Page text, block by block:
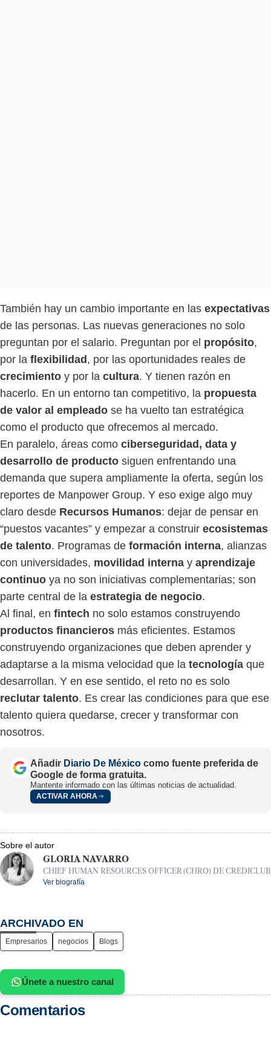
También hay un cambio importante en las expectativas
de las personas. Las nuevas generaciones no solo
preguntan por el salario. Preguntan por el propósito,
por la flexibilidad, por las oportunidades reales de
crecimiento y por la cultura. Y tienen razón en
hacerlo. En un entorno tan competitivo, la propuesta
de valor al empleado se ha vuelto tan estratégica
como el producto que ofrecemos al mercado.
En paralelo, áreas como ciberseguridad, data y
desarrollo de producto siguen enfrentando una
demanda que supera ampliamente la oferta, según los
reportes de Manpower Group. Y eso exige algo muy
claro desde Recursos Humanos: dejar de pensar en
“puestos vacantes” y empezar a construir ecosistemas
de talento. Programas de formación interna, alianzas
con universidades, movilidad interna y aprendizaje
continuo ya no son iniciativas complementarias; son
parte central de la estrategia de negocio.
Al final, en fintech no solo estamos construyendo
productos financieros más eficientes. Estamos
construyendo organizaciones que deben aprender y
adaptarse a la misma velocidad que la tecnología que
desarrollan. Y en ese sentido, el reto no es solo
reclutar talento. Es crear las condiciones para que ese
talento quiera quedarse, crecer y transformar con
nosotros.
Añadir Diario De México como fuente preferida de
Google de forma gratuita.
Mantente informado con las últimas noticias de actualidad.
ACTIVAR AHORA
Sobre el autor
GLORIA NAVARRO
CHIEF HUMAN RESOURCES OFFICER (CHRO) DE CREDICLUB
Ver biografía
ARCHIVADO EN
Empresarios negocios Blogs
Únete a nuestro canal
Comentarios